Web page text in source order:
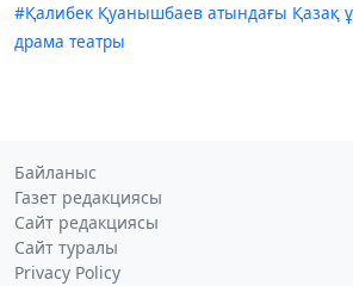
#Қалибек Қуанышбаев атындағы Қа­зақ
драма теат­ры
Байланыс
Газет редакциясы
Сайт редакциясы
Сайт туралы
Privacy Policy